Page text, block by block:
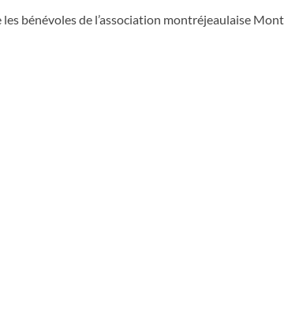
les bénévoles de l’association montréjeaulaise